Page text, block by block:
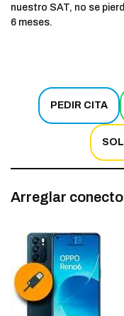
nuestro SAT, no se
6 meses.
PEDIR CITA
Arreglar